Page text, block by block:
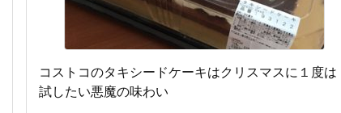
コストコのタキシードケーキはクリスマスに１度は
試したい悪魔の味わい